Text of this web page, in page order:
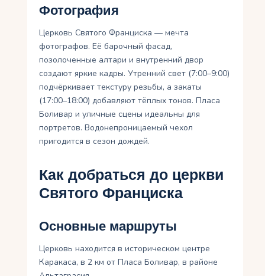
Фотография
Церковь Святого Франциска — мечта
фотографов. Её барочный фасад,
позолоченные алтари и внутренний двор
создают яркие кадры. Утренний свет (7:00–9:00)
подчёркивает текстуру резьбы, а закаты
(17:00–18:00) добавляют тёплых тонов. Пласа
Боливар и уличные сцены идеальны для
портретов. Водонепроницаемый чехол
пригодится в сезон дождей.
Как добраться до церкви
Святого Франциска
Основные маршруты
Церковь находится в историческом центре
Каракаса, в 2 км от Пласа Боливар, в районе